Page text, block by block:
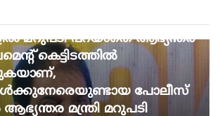
സമരവുമായി ബന്ധപ്പെട്ട
മറുപടി പറയാതെ ആഭ്യന്തര
കെട്ടിടത്തിൽ
പോലീസ്
മന്ത്രി മറുപടി